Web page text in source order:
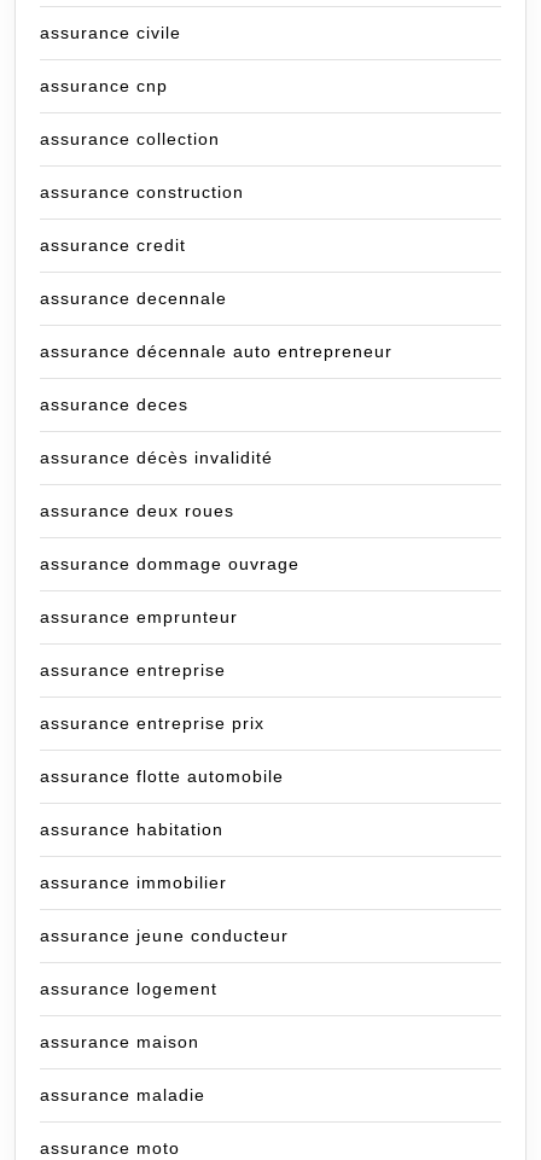
assurance civile
assurance cnp
assurance collection
assurance construction
assurance credit
assurance decennale
assurance décennale auto entrepreneur
assurance deces
assurance décès invalidité
assurance deux roues
assurance dommage ouvrage
assurance emprunteur
assurance entreprise
assurance entreprise prix
assurance flotte automobile
assurance habitation
assurance immobilier
assurance jeune conducteur
assurance logement
assurance maison
assurance maladie
assurance moto